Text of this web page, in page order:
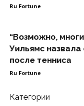
Ru Fortune
“Возможно,
Уильямс
после тенниса
Ru Fortune
Категории